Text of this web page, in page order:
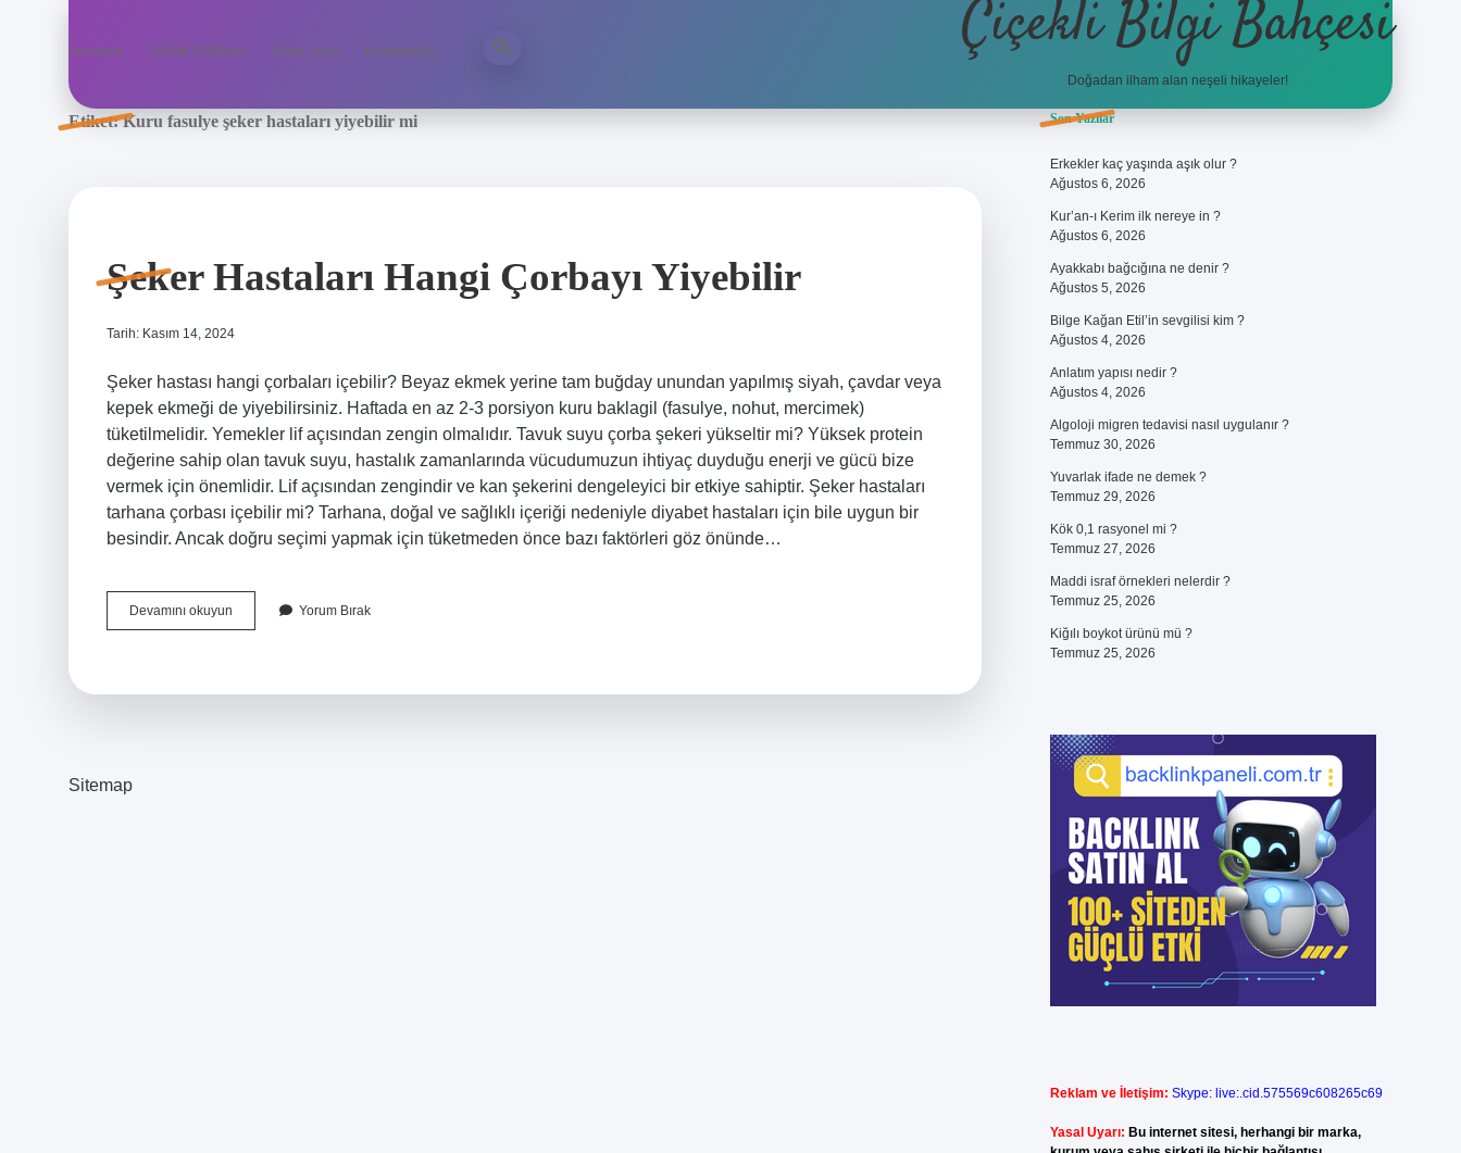
Anasayfa Gizlilik Politikası Yasal Uyarı Hakkımızda Çiçekli Bilgi Bahçesi
Doğadan ilham alan neşeli hikayeler!
Etiket:Kuru fasulye şeker hastaları yiyebilir mi
Şeker Hastaları Hangi Çorbayı Yiyebilir
Tarih: Kasım 14, 2024
Şeker hastası hangi çorbaları içebilir? Beyaz ekmek yerine tam buğday unundan yapılmış siyah, çavdar veya
kepek ekmeği de yiyebilirsiniz. Haftada en az 2-3 porsiyon kuru baklagil (fasulye, nohut, mercimek)
tüketilmelidir. Yemekler lif açısından zengin olmalıdır. Tavuk suyu çorba şekeri yükseltir mi? Yüksek protein
değerine sahip olan tavuk suyu, hastalık zamanlarında vücudumuzun ihtiyaç duyduğu enerji ve gücü bize
vermek için önemlidir. Lif açısından zengindir ve kan şekerini dengeleyici bir etkiye sahiptir. Şeker hastaları
tarhana çorbası içebilir mi? Tarhana, doğal ve sağlıklı içeriği nedeniyle diyabet hastaları için bile uygun bir
besindir. Ancak doğru seçimi yapmak için tüketmeden önce bazı faktörleri göz önünde…
Devamını okuyun
Hastaları
Yorum Bırak
Sitemap
Sidebar
Son Yazılar
Erkekler kaç yaşında aşık olur ?
Ağustos 6, 2026
Kur’an-ı Kerim ilk nereye in ?
Ağustos 6, 2026
Ayakkabı bağcığına ne denir ?
Ağustos 5, 2026
Bilge Kağan Etil’in sevgilisi kim ?
Ağustos 4, 2026
Anlatım yapısı nedir ?
Ağustos 4, 2026
Algoloji migren tedavisi nasıl uygulanır ?
Temmuz 30, 2026
Yuvarlak ifade ne demek ?
Temmuz 29, 2026
Kök 0,1 rasyonel mi ?
Temmuz 27, 2026
Maddi israf örnekleri nelerdir ?
Temmuz 25, 2026
Kiğılı boykot ürünü mü ?
Temmuz 25, 2026
Reklam ve İletişim: Skype: live:.cid.575569c608265c69
Yasal Uyarı: Bu internet sitesi, herhangi bir marka,